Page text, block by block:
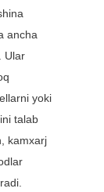
ancha
Ular
yoki
talab
kamxarj